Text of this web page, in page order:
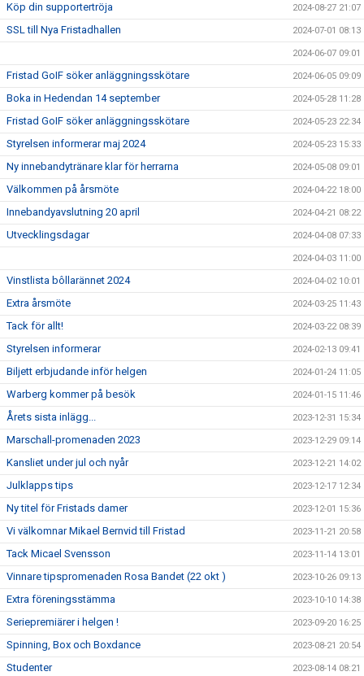
Köp din supportertröja 2024-08-27 21:07
SSL till Nya Fristadhallen 2024-07-01 08:13
2024-06-07 09:01
Fristad GoIF söker anläggningsskötare 2024-06-05 09:09
Boka in Hedendan 14 september 2024-05-28 11:28
Fristad GoIF söker anläggningsskötare 2024-05-23 22:34
Styrelsen informerar maj 2024 2024-05-23 15:33
Ny innebandytränare klar för herrarna 2024-05-08 09:01
Välkommen på årsmöte 2024-04-22 18:00
Innebandyavslutning 20 april 2024-04-21 08:22
Utvecklingsdagar 2024-04-08 07:33
2024-04-03 11:00
Vinstlista bôllarännet 2024 2024-04-02 10:01
Extra årsmöte 2024-03-25 11:43
Tack för allt! 2024-03-22 08:39
Styrelsen informerar 2024-02-13 09:41
Biljett erbjudande inför helgen 2024-01-24 11:05
Warberg kommer på besök 2024-01-15 11:46
Årets sista inlägg... 2023-12-31 15:34
Marschall-promenaden 2023 2023-12-29 09:14
Kansliet under jul och nyår 2023-12-21 14:02
Julklapps tips 2023-12-17 12:34
Ny titel för Fristads damer 2023-12-01 15:36
Vi välkomnar Mikael Bernvid till Fristad 2023-11-21 20:58
Tack Micael Svensson 2023-11-14 13:01
Vinnare tipspromenaden Rosa Bandet (22 okt ) 2023-10-26 09:13
Extra föreningsstämma 2023-10-10 14:38
Seriepremiärer i helgen ! 2023-09-20 16:25
Spinning, Box och Boxdance 2023-08-21 20:54
Studenter 2023-08-14 08:21